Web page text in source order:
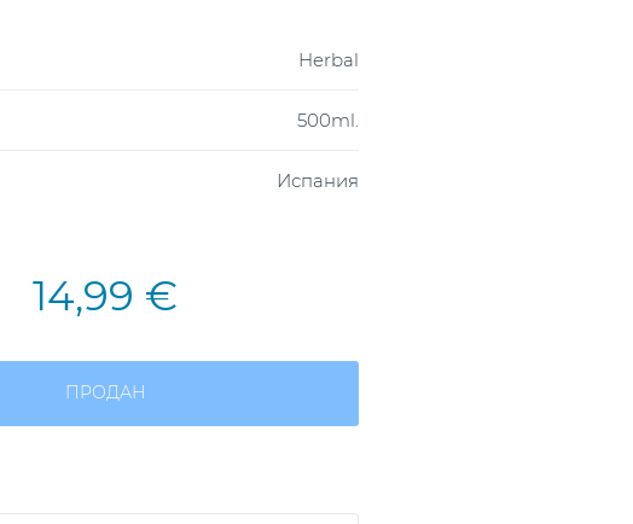
Herbal
500ml.
Испания
14,99 €
ПРОДАН